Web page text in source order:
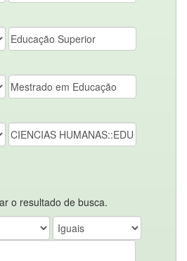
o resultado de busca.